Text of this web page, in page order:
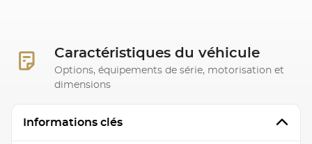
Caractéristiques du véhicule
Options, équipements de série, motorisation et
dimensions
Informations clés